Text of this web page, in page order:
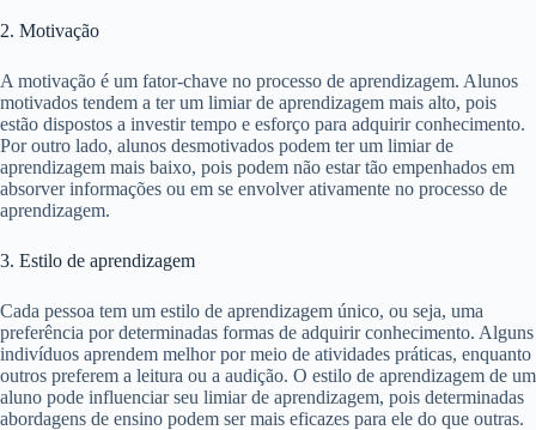
2. Motivação
A motivação é um fator-chave no processo de aprendizagem. Alunos
motivados tendem a ter um limiar de aprendizagem mais alto, pois
estão dispostos a investir tempo e esforço para adquirir conhecimento.
Por outro lado, alunos desmotivados podem ter um limiar de
aprendizagem mais baixo, pois podem não estar tão empenhados em
absorver informações ou em se envolver ativamente no processo de
aprendizagem.
3. Estilo de aprendizagem
Cada pessoa tem um estilo de aprendizagem único, ou seja, uma
preferência por determinadas formas de adquirir conhecimento. Alguns
indivíduos aprendem melhor por meio de atividades práticas, enquanto
outros preferem a leitura ou a audição. O estilo de aprendizagem de um
aluno pode influenciar seu limiar de aprendizagem, pois determinadas
abordagens de ensino podem ser mais eficazes para ele do que outras.